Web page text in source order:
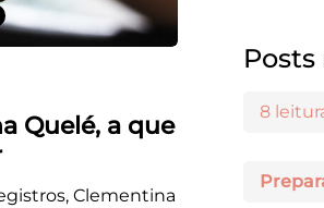
Quelé, a que
Clementina